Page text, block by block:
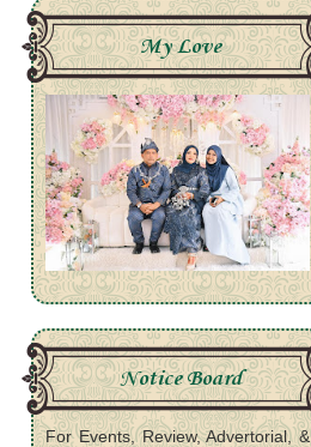
My Love
Notice Board
For Events, Review, Advertorial, &